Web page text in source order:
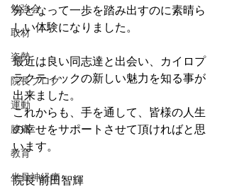
勉強会
取材
姿勢
院長ブログ
運動
膝痛
教育
坐骨神経痛
分となって一歩を踏み出すのに素晴ら
しい体験になりました。
最近は良い同志達と出会い、カイロプ
ラクティックの新しい魅力を知る事が
出来ました。
これからも、手を通して、皆様の人生
の幸せをサポートさせて頂ければと思
います。
院長 前田智輝